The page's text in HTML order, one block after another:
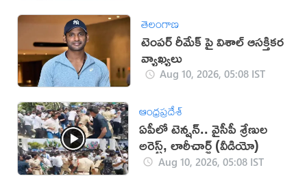
తెలంగాణ
టెంపర్ రీమేక్ పై విశాల్ ఆసక్తికర
వ్యాఖ్యలు
Aug 10, 2026, 05:08 IST
ఆంధ్రప్రదేశ్
ఏపీలో టెన్షన్.. వైసీపీ శ్రేణుల
అరెస్ట్, లాఠీచార్జ్‌ (వీడియో)
Aug 10, 2026, 05:08 IST